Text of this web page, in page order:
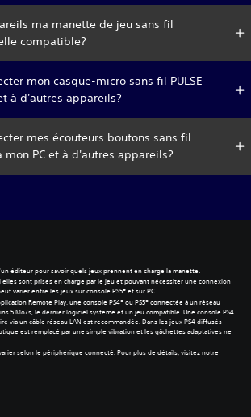
ma manette de jeu sans fil
compatible?
mon casque-micro sans fil PULSE
à d'autres appareils?
mes écouteurs boutons sans fil
mon PC et à d'autres appareils?
éditeur pour savoir quels jeux prennent en charge la manette.
sont prises en charge par le jeu et pouvant nécessiter une connexion
varier entre les jeux sur console PS5® et sur PC.
Remote Play, une console PS4® ou PS5® connectée à un réseau
5 Mo/s, le dernier logiciel système et un jeu compatible. Une console PS4
via un câble réseau LAN est recommandée. Dans les jeux PS4 diffusés
est remplacé par une simple vibration et les gâchettes adaptatives ne
selon le périphérique connecté. Pour plus de détails, visitez notre